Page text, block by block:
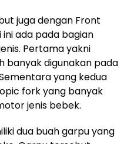
juga dengan Front
ini ada pada bagian
Pertama yakni
banyak digunakan pada
yang kedua
fork yang banyak
jenis bebek.
dua buah garpu yang